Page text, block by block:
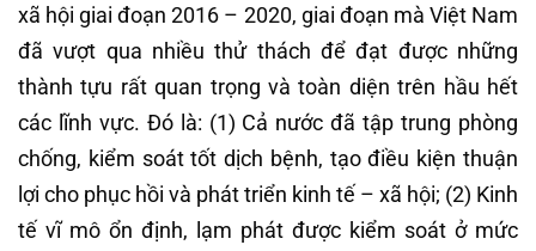
xã hội giai đoạn 2016 – 2020, giai đoạn mà Việt Nam
đã vượt qua nhiều thử thách để đạt được những
thành tựu rất quan trọng và toàn diện trên hầu hết
các lĩnh vực. Đó là: (1) Cả nước đã tập trung phòng
chống, kiểm soát tốt dịch bệnh, tạo điều kiện thuận
lợi cho phục hồi và phát triển kinh tế – xã hội; (2) Kinh
tế vĩ mô ổn định, lạm phát được kiểm soát ở mức